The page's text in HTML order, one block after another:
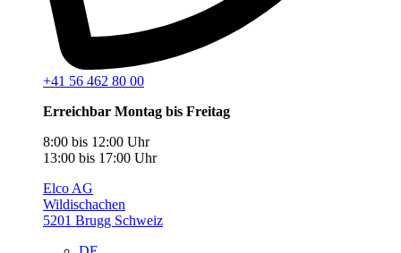
+41 56 462 80 00
Erreichbar Montag bis Freitag
8:00 bis 12:00 Uhr
13:00 bis 17:00 Uhr
Elco AG
Wildischachen
5201 Brugg Schweiz